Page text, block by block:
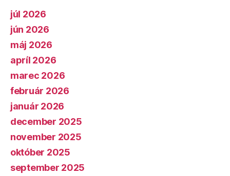
júl 2026
jún 2026
máj 2026
apríl 2026
marec 2026
február 2026
január 2026
december 2025
november 2025
október 2025
september 2025